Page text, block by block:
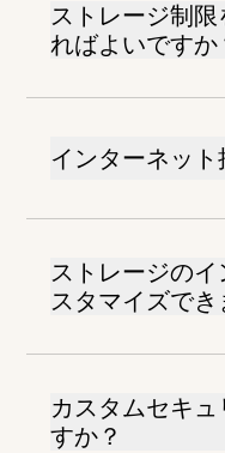
ストレージ制
ればよいですか
インターネッ
ストレージの
スタマイズでき
カスタムセキ
すか？